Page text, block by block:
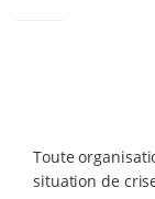
Toute
situation de